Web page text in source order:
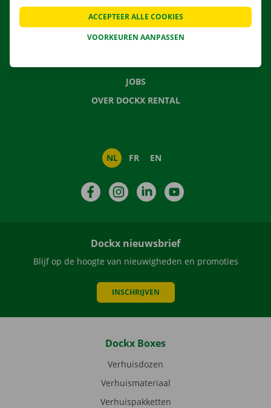
CONTACTEER ONS
VEELGESTELDE VRAGEN
NIEUWS
JOBS
OVER DOCKX RENTAL
NL FR EN
FacebookInstagramLinkedIn
Dockx nieuwsbrief
Blijf op de hoogte van nieuwigheden en promoties
INSCHRIJVEN
Dockx Boxes
Verhuisdozen
Verhuismateriaal
Verhuispakketten
VOORKEUREN AANPASSEN
ACCEPTEER ALLE COOKIES